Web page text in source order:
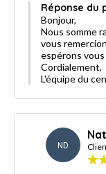
Réponse du
Bonjour,
Nous somme
vous
espérons
Cordialement,
L'équipe du
ND